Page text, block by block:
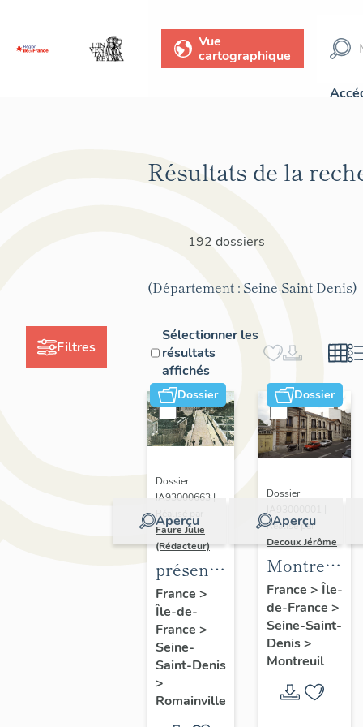
Vue
cartographique
Filtres
Résultats de la
192 dossiers
(Département : Seine-Saint-Denis)
Sélectionner les
résultats
affichés
Dossier
Aperçu
Dossier
IA93000663 |
Réalisé par
Faure Julie
(Rédacteur)
présentation
de
l'inventaire
de la
commune
de
Romainville
France >
Île-de-
France >
Seine-
Saint-Denis
>
Romainville
Dossier
Aperçu
Dossier
Réalisé par
Decoux Jérôme
Montreuil
-
Patrimoine
industriel
-
générale
France > Île-
de-France >
Seine-Saint-
Denis>
Montreuil